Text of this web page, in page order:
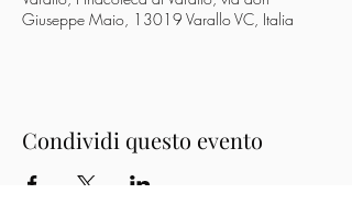
Giuseppe Maio, 13019 Varallo VC, Italia
Condividi questo evento